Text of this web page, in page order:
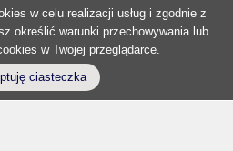
w celu realizacji usług i zgodnie z
określić warunki przechowywania lub
w Twojej przeglądarce.
ciasteczka